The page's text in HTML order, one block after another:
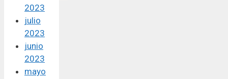
2023
julio
2023
junio
2023
mayo